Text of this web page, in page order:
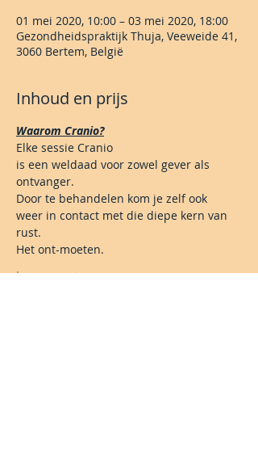
01 mei 2020, 10:00 – 03 mei 2020, 18:00
Gezondheidspraktijk Thuja, Veeweide 41,
3060 Bertem, België
Inhoud en prijs
Waarom Cranio?
Elke sessie Cranio
is een weldaad voor zowel gever als
ontvanger.
Door te behandelen kom je zelf ook
weer in contact met die diepe kern van
rust.
Het ont-moeten.
Lees meer >